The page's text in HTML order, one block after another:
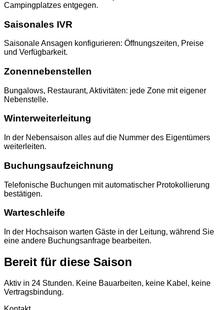
Campingplatzes entgegen.
Saisonales IVR
Saisonale Ansagen konfigurieren: Öffnungszeiten, Preise
und Verfügbarkeit.
Zonennebenstellen
Bungalows, Restaurant, Aktivitäten: jede Zone mit eigener
Nebenstelle.
Winterweiterleitung
In der Nebensaison alles auf die Nummer des Eigentümers
weiterleiten.
Buchungsaufzeichnung
Telefonische Buchungen mit automatischer Protokollierung
bestätigen.
Warteschleife
In der Hochsaison warten Gäste in der Leitung, während Sie
eine andere Buchungsanfrage bearbeiten.
Bereit für diese Saison
Aktiv in 24 Stunden. Keine Bauarbeiten, keine Kabel, keine
Vertragsbindung.